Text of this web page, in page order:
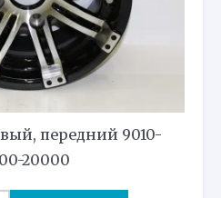
передний 9010-
20000